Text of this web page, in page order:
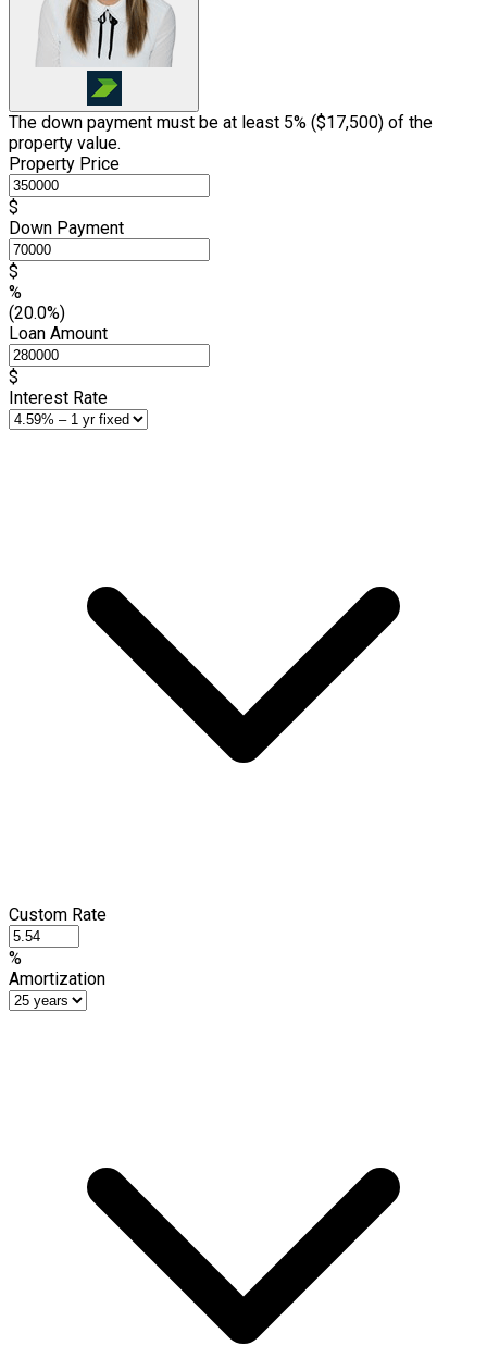
The down payment must be at least 5% ($17,500) of the
property value.
Property Price
$
Down Payment
$
%
(20.0%)
Loan Amount
$
Interest Rate
Custom Rate
%
Amortization